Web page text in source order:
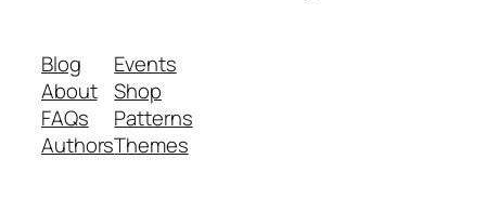
Blog
About
FAQs
Authors
Events
Shop
Patterns
Themes